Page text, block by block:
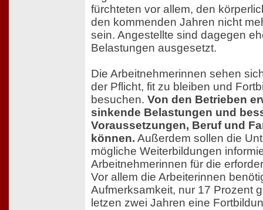
fürchteten vor allem, den
den kommenden Jahren nicht
sein. Angestellte sind dagegen
Belastungen ausgesetzt.
Die Arbeitnehmerinnen sehen
der Pflicht, fit zu bleiben und
besuchen. Von den Betrieben
sinkende Belastungen und
Voraussetzungen, Beruf und
können. Außerdem sollen die
mögliche Weiterbildungen
Arbeitnehmerinnen für die
Vor allem die Arbeiterinnen
Aufmerksamkeit, nur 17 Prozent
letzen zwei Jahren eine